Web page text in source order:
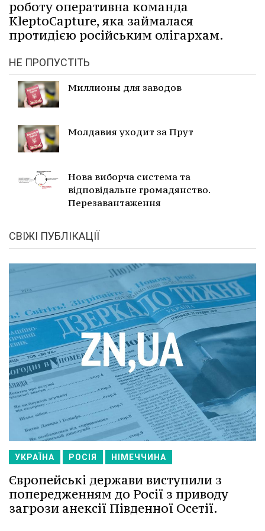
роботу оперативна команда
KleptoCapture, яка займалася
протидією російським олігархам.
НЕ ПРОПУСТІТЬ
Миллионы для заводов
Молдавия уходит за Прут
Нова виборча система та
відповідальне громадянство.
Перезавантаження
СВІЖІ ПУБЛІКАЦІЇ
УКРАЇНА РОСІЯ НІМЕЧЧИНА
Європейські держави виступили з
попередженням до Росії з приводу
загрози анексії Південної Осетії.